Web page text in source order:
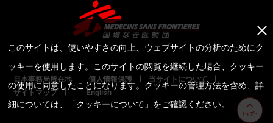
日本事務局所在地 個人情報保護
当サイトについて
サイトマップ
English
トップへ
このサイトは、使いやすさの向上、ウェブサイトの分析のためにク
ッキーを使用します。このサイトの閲覧を継続した場合、クッキー
の使用に同意したことになります。クッキーの管理方法を含め、詳
細については、「クッキーについて 」をご確認ください。